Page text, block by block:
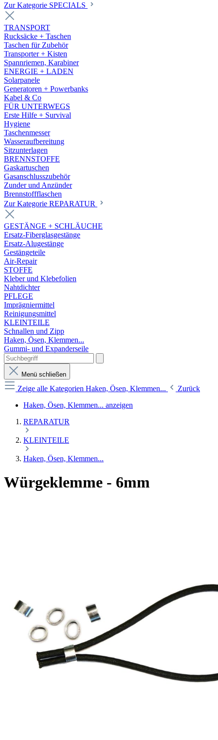
Zur Kategorie SPECIALS
TRANSPORT
Rucksäcke + Taschen
Taschen für Zubehör
Transporter + Kisten
Spannriemen, Karabiner
ENERGIE + LADEN
Solarpanele
Generatoren + Powerbanks
Kabel & Co
FÜR UNTERWEGS
Erste Hilfe + Survival
Hygiene
Taschenmesser
Wasseraufbereitung
Sitzunterlagen
BRENNSTOFFE
Gaskartuschen
Gasanschlusszubehör
Zunder und Anzünder
Brennstoffflaschen
Zur Kategorie REPARATUR
GESTÄNGE + SCHLÄUCHE
Ersatz-Fiberglasgestänge
Ersatz-Alugestänge
Gestängeteile
Air-Repair
STOFFE
Kleber und Klebefolien
Nahtdichter
PFLEGE
Imprägniermittel
Reinigungsmittel
KLEINTEILE
Schnallen und Zipp
Haken, Ösen, Klemmen...
Gummi- und Expanderseile
Menü schließen
Zeige alle Kategorien Haken, Ösen, Klemmen...
Zurück
Haken, Ösen, Klemmen... anzeigen
REPARATUR
KLEINTEILE
Haken, Ösen, Klemmen...
Würgeklemme - 6mm